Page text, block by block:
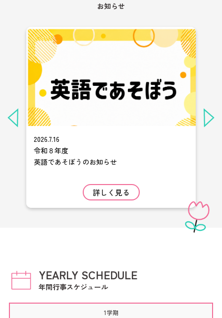
お知らせ
2026.7.16
令和８年度
英語であそぼうのお知らせ
詳しく見る
YEARLY SCHEDULE
年間行事スケジュール
1学期